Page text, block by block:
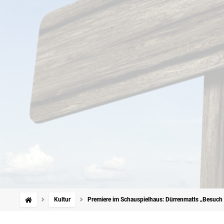
Kultur Premiere im Schauspielhaus: Dürrenmatts